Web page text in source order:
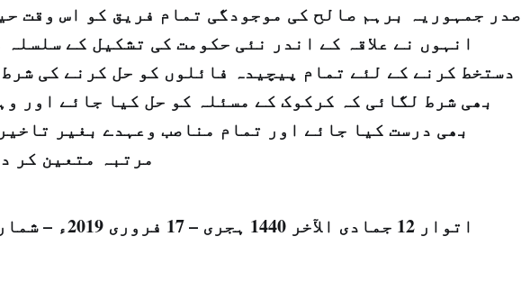
صدر جمہوریہ برہم صالح کی موجودگی تمام فریق کو اس وقت
انہوں نے علاقہ کے اندر نئی حکومت کی تشکیل کے سلسلہ
دستخط کرنے کے لئے تمام پیچیدہ فائلوں کو حل کرنے کی
بھی شرط لگائی کہ کرکوک کے مسئلہ کو حل کیا جائے اور
بھی درست کیا جائے اور تمام مناصب وعہدے بغیر
مرتبہ متعین کر
اتوار 12 جمادی الآخر 1440 ہجری – 17 فروری 2019ء – شمارہ نمبر [14691]